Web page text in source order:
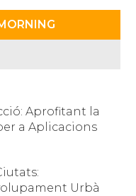
Aprofitant la
a Aplicacions
Urbà